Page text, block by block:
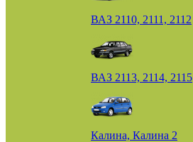
ВАЗ 2110, 2111, 2112
ВАЗ 2113, 2114, 2115
Калина, Калина 2